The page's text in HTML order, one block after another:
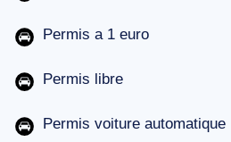
Permis a 1 euro
Permis libre
Permis voiture automatique